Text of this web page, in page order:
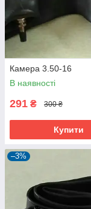
Камера 3.50-16
В наявності
291 ₴ 300 ₴
Купити
–3%